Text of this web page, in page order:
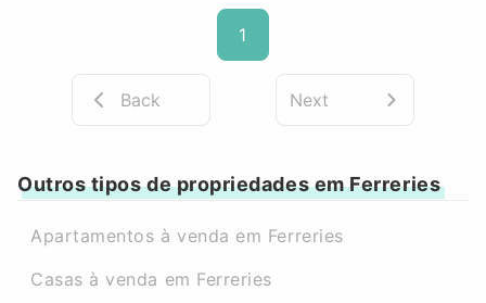
1
Back Next
Outros tipos de propriedades em Ferreries
Apartamentos à venda em Ferreries
Casas à venda em Ferreries